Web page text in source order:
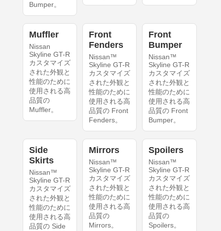
Bumper。
Muffler
Nissan
Skyline GT-R
カスタマイズ
された外観と
性能のために
使用される高
品質の
Muffler。
Front
Fenders
Nissan™
Skyline GT-R
カスタマイズ
された外観と
性能のために
使用される高
品質の Front
Fenders。
Front
Bumper
Nissan™
Skyline GT-R
カスタマイズ
された外観と
性能のために
使用される高
品質の Front
Bumper。
Side
Skirts
Nissan™
Skyline GT-R
カスタマイズ
された外観と
性能のために
使用される高
品質の Side
Mirrors
Nissan™
Skyline GT-R
カスタマイズ
された外観と
性能のために
使用される高
品質の
Mirrors。
Spoilers
Nissan™
Skyline GT-R
カスタマイズ
された外観と
性能のために
使用される高
品質の
Spoilers。